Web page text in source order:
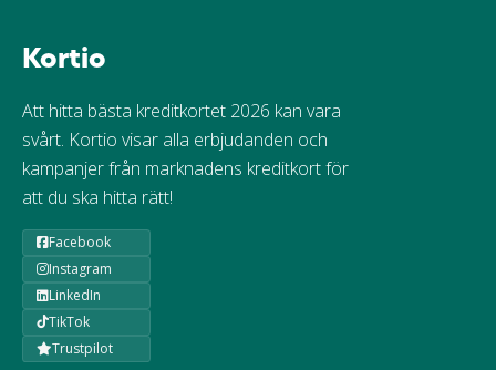
Kortio
Att hitta bästa kreditkortet 2026 kan vara
svårt. Kortio visar alla erbjudanden och
kampanjer från marknadens kreditkort för
att du ska hitta rätt!
Facebook
Instagram
LinkedIn
TikTok
Trustpilot